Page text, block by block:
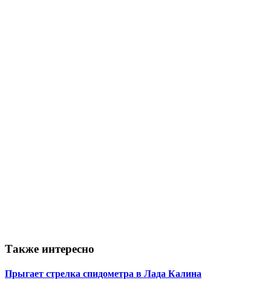
Также интересно
Прыгает стрелка спидометра в Лада Калина